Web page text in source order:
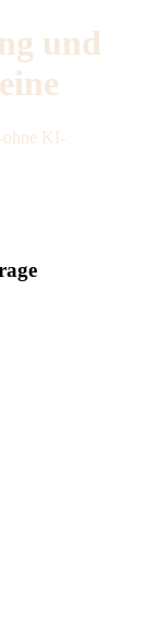
und
ohne KI-